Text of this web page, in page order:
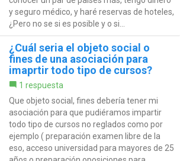
y seguro médico, y haré reservas de hoteles,
¿Pero no se si es posible y o si...
¿Cuál seria el objeto social o
fines de una asociación para
imaprtir todo tipo de cursos?
1 respuesta
Que objeto social, fines debería tener mi
asociación para que pudiéramos impartir
todo tipo de cursos no reglados como por
ejemplo ( preparación examen libre de la
eso, acceso universidad para mayores de 25